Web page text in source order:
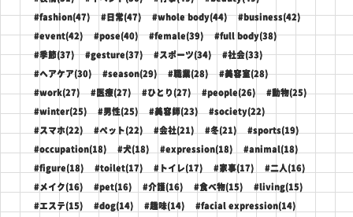
#fashion(47) #日常(47) #whole body(44) #business(42)
#event(42) #pose(40) #female(39) #full body(38)
#季節(37) #gesture(37) #スポーツ(34) #社会(33)
#ヘアケア(30) #season(29) #職業(28) #美容室(28)
#work(27) #医療(27) #ひとり(27) #people(26) #動物(25)
#winter(25) #男性(25) #美容師(23) #society(22)
#スマホ(22) #ペット(22) #会社(21) #冬(21) #sports(19)
#occupation(18) #犬(18) #expression(18) #animal(18)
#figure(18) #toilet(17) #トイレ(17) #家事(17) #二人(16)
#メイク(16) #pet(16) #介護(16) #食べ物(15) #living(15)
#エステ(15) #dog(14) #趣味(14) #facial expression(14)